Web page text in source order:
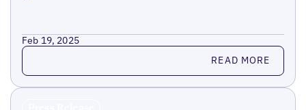
Feb 19, 2025
Read more READ MORE